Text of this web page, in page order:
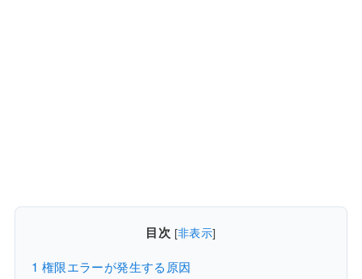
目次 [非表示]
1 権限エラーが発生する原因